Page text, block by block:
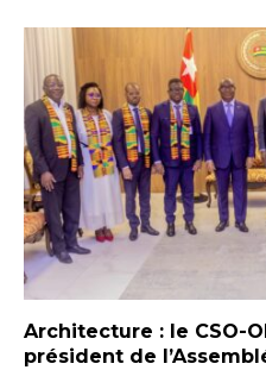
Architecture : le CSO-
président de